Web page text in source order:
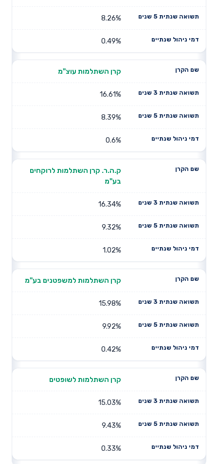
8.26%
0.49%
קרן השתלמות עוצ"מ
16.61%
8.39%
0.6%
ק.ה.ר. קרן השתלמות לרוקחים
בע"מ
16.34%
9.32%
1.02%
קרן השתלמות למשפטנים בע"מ
15.98%
9.92%
0.42%
קרן השתלמות לשופטים
15.03%
9.43%
0.33%